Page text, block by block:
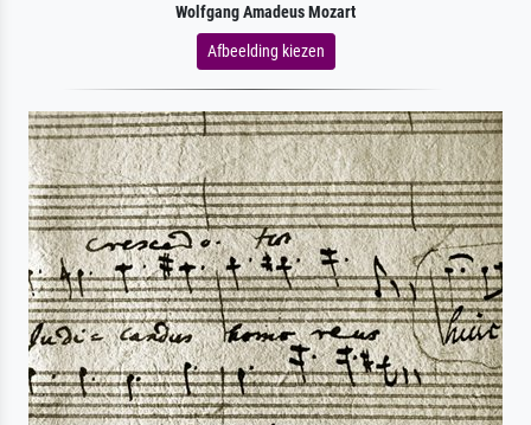
Wolfgang Amadeus Mozart
Afbeelding kiezen